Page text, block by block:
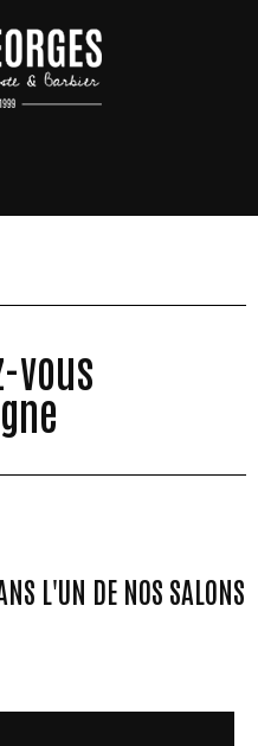
vous
L'UN DE NOS SALONS